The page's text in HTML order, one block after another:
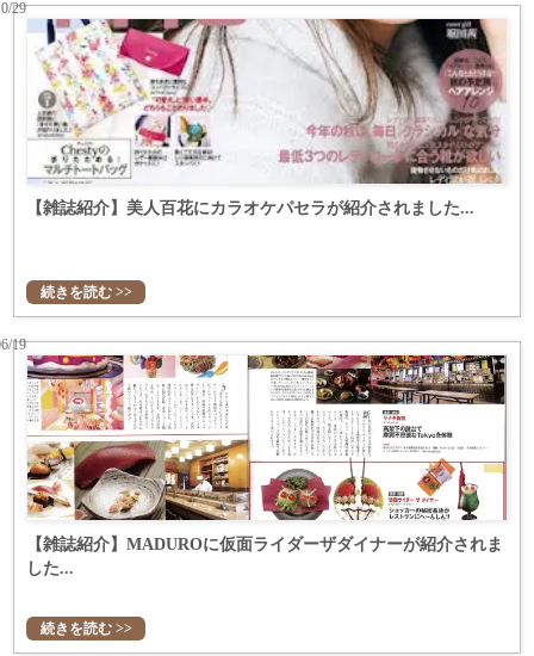
【雑誌紹介】美人百花にカラオケパセラが紹介されました...
29
続きを読む >>
【雑誌紹介】MADUROに仮面ライダーザダイナーが紹介されま
した...
19
続きを読む >>